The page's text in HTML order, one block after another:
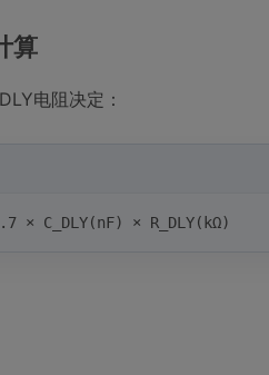
算
电阻决定：
× C_DLY(nF) × R_DLY(kΩ)